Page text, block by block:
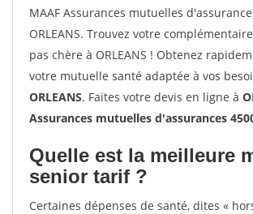
MAAF Assurances mutuelles
ORLEANS. Trouvez votre
pas chère à ORLEANS ! Obtenez
votre mutuelle santé adaptée à vos
ORLEANS. Faites votre devis en ligne à
Assurances mutuelles d'assurances
Quelle est la meilleure
senior tarif ?
Certaines dépenses de santé, dites «